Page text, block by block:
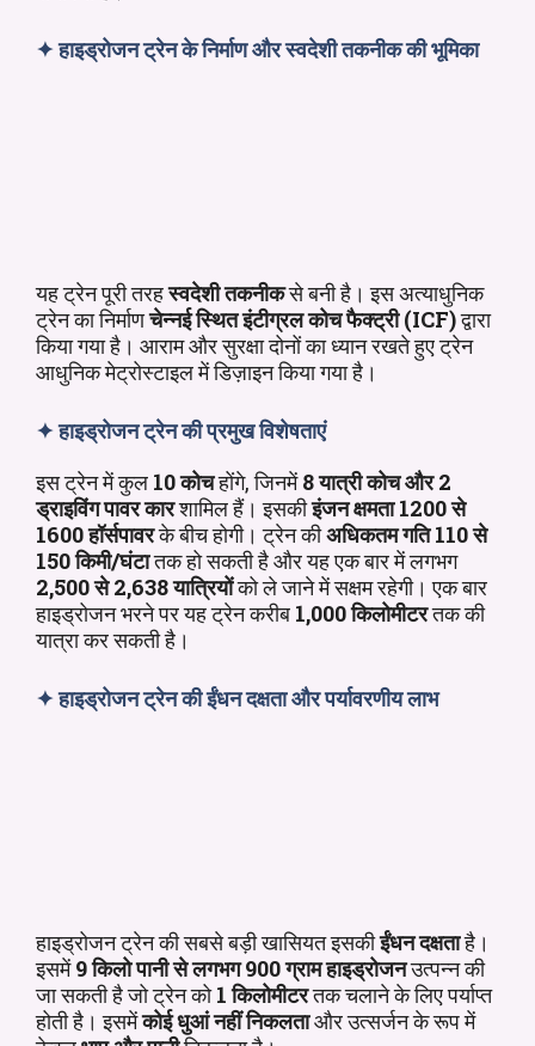
✦हाइड्रोजन ट्रेन केनिर्माण और स्वदेशी तकनीक की भूमिका
यह ट्रेन पूरी तरहस्वदेशी तकनीकसे बनी है। इस अत्याधुनिक
ट्रेन का निर्माणचेन्नई स्थित इंटीग्रल कोच फैक्ट्री (ICF)द्वारा
किया गया है। आराम और सुरक्षा दोनों का ध्यान रखते हुए ट्रेन
आधुनिक मेट्रोस्टाइल में डिज़ाइन किया गया है।
✦हाइड्रोजन ट्रेन की प्रमुख विशेषताएं
इस ट्रेन में कुल 10 कोचहोंगे, जिनमें8 यात्री कोच और 2
ड्राइविंग पावर कारशामिल हैं। इसकीइंजन क्षमता 1200 से
1600 हॉर्सपावरके बीच होगी। ट्रेन कीअधिकतम गति 110 से
150 किमी/घंटातक हो सकती है और यह एक बार में लगभग
2,500 से 2,638 यात्रियोंको ले जाने में सक्षम रहेगी। एक बार
हाइड्रोजन भरने पर यह ट्रेन करीब 1,000 किलोमीटरतक की
यात्रा कर सकती है।
✦हाइड्रोजन ट्रेन की ईंधन दक्षता और पर्यावरणीय लाभ
हाइड्रोजन ट्रेन की सबसे बड़ी खासियत इसकीईंधन दक्षताहै।
इसमें9 किलो पानी से लगभग 900 ग्राम हाइड्रोजनउत्पन्न की
जा सकती है जो ट्रेन को1 किलोमीटरतक चलाने के लिए पर्याप्त
होती है। इसमेंकोई धुआं नहीं निकलताऔर उत्सर्जन के रूप में